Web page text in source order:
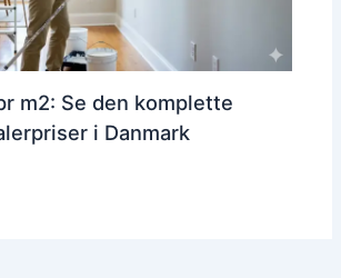
m2: Se den komplette
i Danmark